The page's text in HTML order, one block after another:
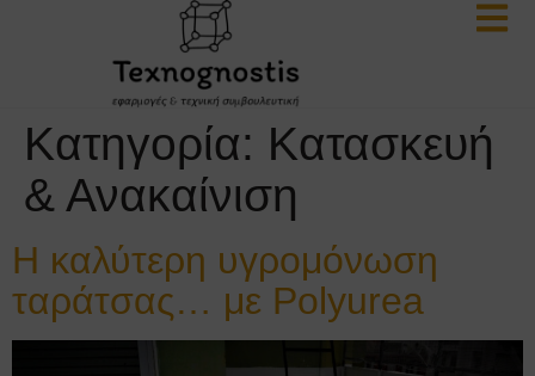
Κατηγορία: Κατασκευή
& Ανακαίνιση
Η καλύτερη υγρομόνωση
ταράτσας… με Polyurea